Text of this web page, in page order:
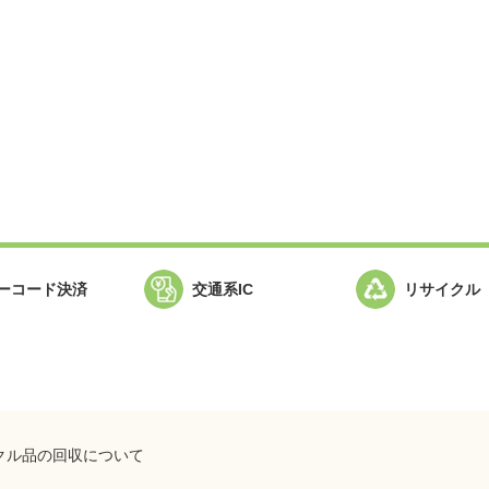
コード決済 交通系IC リサイクル
ウを開きます
ル品の回収について